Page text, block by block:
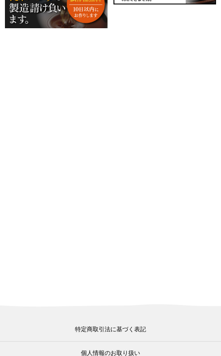
特定商取引法に基づく表記
個人情報のお取り扱い